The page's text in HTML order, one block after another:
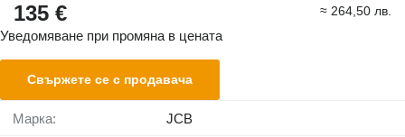
135 € ≈ 264,50 лв.
Уведомяване при промяна в цената
Свържете се с продавача
Марка: JCB